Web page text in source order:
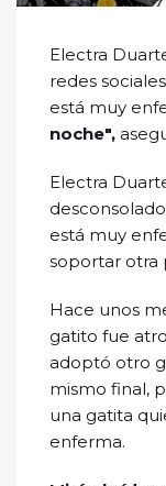
Electra
redes
está muy
noche",
Electra
está muy
soportar otra
Hace unos
gatito fue
adoptó otro
mismo final,
una gatita
enferma.